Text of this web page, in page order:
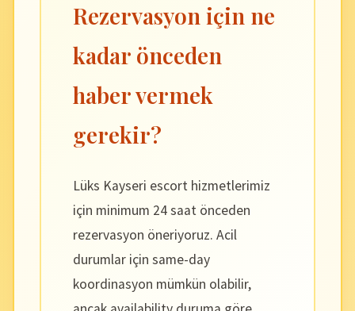
Rezervasyon için ne
kadar önceden
haber vermek
gerekir?
Lüks Kayseri escort hizmetlerimiz
için minimum 24 saat önceden
rezervasyon öneriyoruz. Acil
durumlar için same-day
koordinasyon mümkün olabilir,